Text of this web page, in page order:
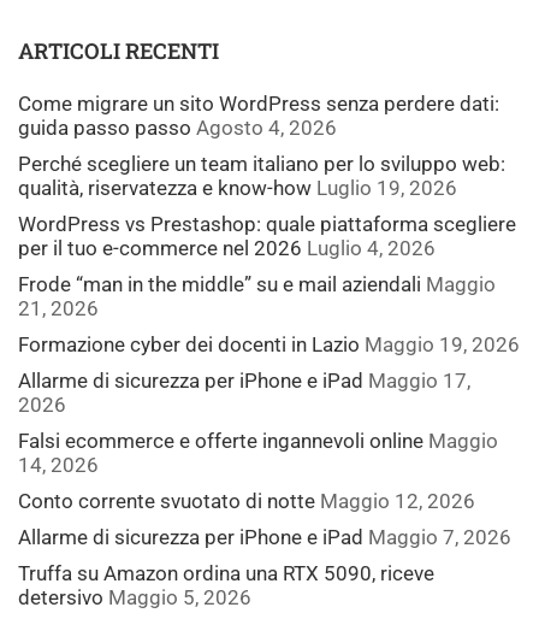
ARTICOLI RECENTI
Come migrare un sito WordPress senza perdere dati:
guida passo passo Agosto 4, 2026
Perché scegliere un team italiano per lo sviluppo web:
qualità, riservatezza e know-how Luglio 19, 2026
WordPress vs Prestashop: quale piattaforma scegliere
per il tuo e-commerce nel 2026 Luglio 4, 2026
Frode “man in the middle” su e mail aziendali Maggio
21, 2026
Formazione cyber dei docenti in Lazio Maggio 19, 2026
Allarme di sicurezza per iPhone e iPad Maggio 17,
2026
Falsi ecommerce e offerte ingannevoli online Maggio
14, 2026
Conto corrente svuotato di notte Maggio 12, 2026
Allarme di sicurezza per iPhone e iPad Maggio 7, 2026
Truffa su Amazon ordina una RTX 5090, riceve
detersivo Maggio 5, 2026